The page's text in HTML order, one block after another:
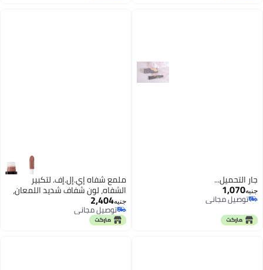
جارٍ التحميل...
جنيه1,070
توصيل مجاني
توصيل مجاني
ملمع شفاه إي.إل.إف. لتكبير
الشفاه، لون شفاف شديد اللمعان،
يرطب الشفاه ويمنحها امتلاءً بفضل
فيتامين هـ، نباتي ولم يُختبر على
الحيوانات، مُستخلص من بتلات
جنيه2,404
توصيل مجاني
توصيل مجاني